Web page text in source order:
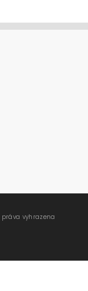
práva vyhrazena